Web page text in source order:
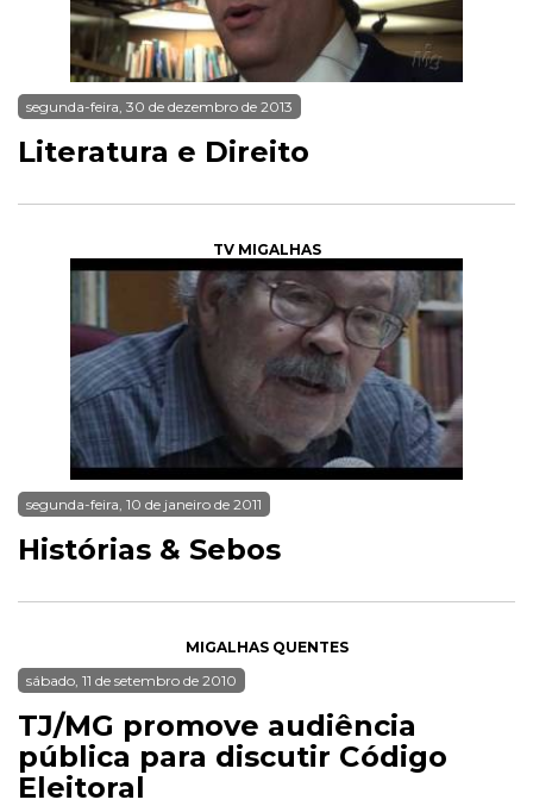
segunda-feira, 30 de dezembro de 2013
Literatura e Direito
TV MIGALHAS
segunda-feira, 10 de janeiro de 2011
Histórias & Sebos
MIGALHAS QUENTES
sábado, 11 de setembro de 2010
TJ/MG promove audiência
pública para discutir Código
Eleitoral